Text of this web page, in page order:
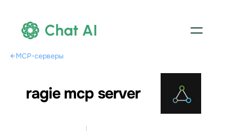
Chat AI
←MCP-серверы
ragie mcp server